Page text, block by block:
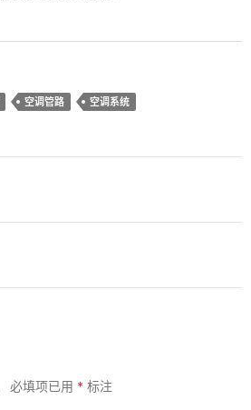
空调管路 空调系统
必填项已用 * 标注